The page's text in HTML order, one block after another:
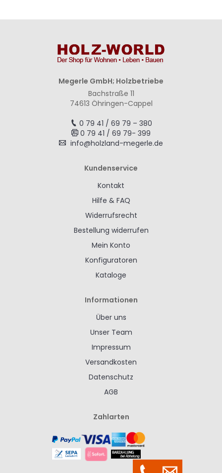
Megerle GmbH; Holzbetriebe
Bachstraße 11
74613 Öhringen-Cappel
0 79 41 / 69 79 – 380
0 79 41 / 69 79- 399
info@holzland-megerle.de
Kundenservice
Kontakt
Hilfe & FAQ
Widerrufsrecht
Bestellung widerrufen
Mein Konto
Konfiguratoren
Kataloge
Informationen
Über uns
Unser Team
Impressum
Versandkosten
Datenschutz
AGB
Zahlarten